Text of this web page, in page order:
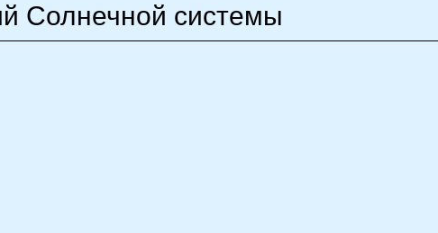
Солнечной системы